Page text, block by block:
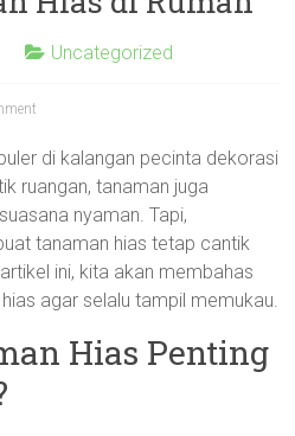
Uncategorized
di kalangan pecinta dekorasi
ruangan, tanaman juga
nyaman. Tapi,
tanaman hias tetap cantik
ini, kita akan membahas
agar selalu tampil memukau.
Hias Penting